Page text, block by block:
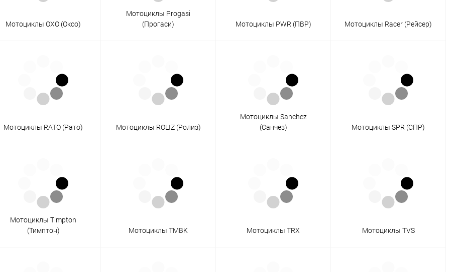
Мотоциклы OXO (Оксо)
Мотоциклы Progasi
(Прогаси)
Мотоциклы PWR (ПВР) Мотоциклы Racer (Рейсер)
Мотоциклы RATO (Рато) Мотоциклы ROLIZ (Ролиз)
Мотоциклы Sanchez
(Санчез)
Мотоциклы SPR (СПР)
Мотоциклы Timpton
(Тимптон)
Мотоциклы TMBK Мотоциклы TRX Мотоциклы TVS